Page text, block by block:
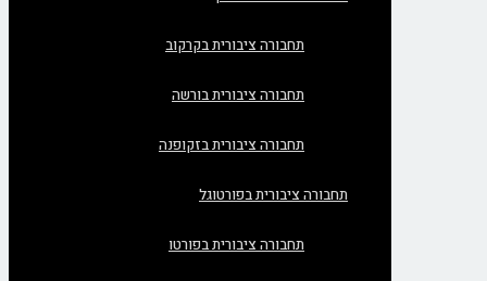
תחבורה ציבורית בקרקוב
תחבורה ציבורית בורשה
תחבורה ציבורית בזקופנה
תחבורה ציבורית בפורטוגל
תחבורה ציבורית בפורטו